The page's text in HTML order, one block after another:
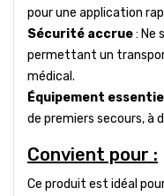
pour une application
Sécurité accrue: Ne
permettant un
médical.
Équipement essentiel
de premiers secours, à
Convient pour :
Ce produit est idéal